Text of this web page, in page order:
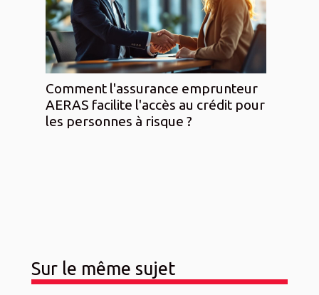
Comment l'assurance emprunteur
AERAS facilite l'accès au crédit pour
les personnes à risque ?
Sur le même sujet